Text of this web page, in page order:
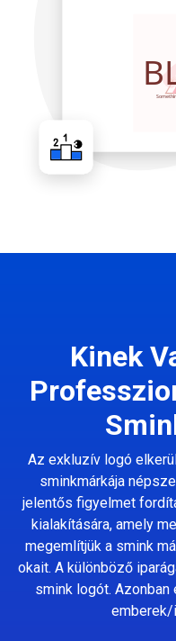
Kinek
Az exkluzív logó
sminkmárkája
jelentős figyelmet
kialakítására, amely
megemlítjük a smink
okait. A különböző
smink logót.
emberek/